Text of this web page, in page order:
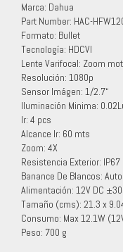
Marca: Dahua
Part Number: HAC-
Formato: Bullet
Tecnología: HDCVI
Lente Varifocal: Zoom
Resolución: 1080p
Sensor Imágen: 1/2.7“
Iluminación Minima:
Ir: 4 pcs
Alcance Ir: 60 mts
Zoom: 4X
Resistencia Exterior: IP67
Banance De Blancos:
Alimentación: 12V DC
Tamaño (cms): 21.3 x
Consumo: Max 12.1W
Peso: 700 g